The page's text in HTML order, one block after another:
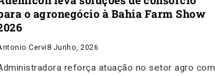
o agronegócio à Bahia Farm Show
Cervi8 Junho, 2026
reforça atuação no setor agro com